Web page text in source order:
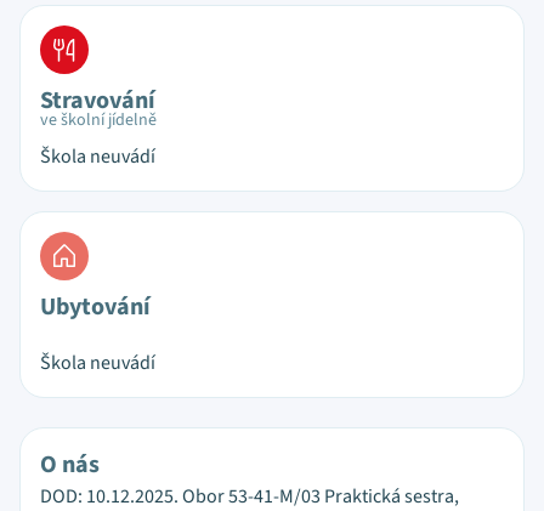
Stravování
ve školní jídelně
Škola neuvádí
Ubytování
Škola neuvádí
O nás
DOD: 10.12.2025. Obor 53-41-M/03 Praktická sestra,